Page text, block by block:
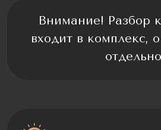
Внимание! Разбор
входит в комплекс,
отдельно